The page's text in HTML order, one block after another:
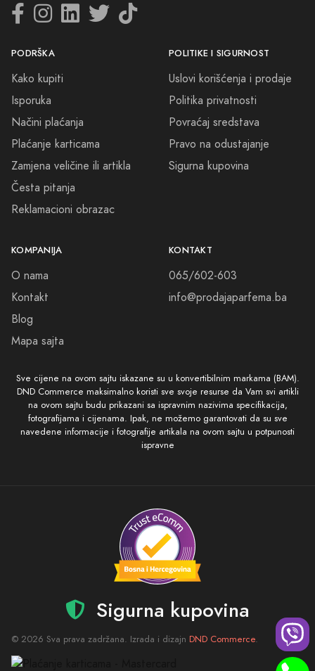
PODRŠKA
Kako kupiti
Isporuka
Načini plaćanja
Plaćanje karticama
Zamjena veličine ili artikla
Česta pitanja
Reklamacioni obrazac
POLITIKE I SIGURNOST
Uslovi korišćenja i prodaje
Politika privatnosti
Povraćaj sredstava
Pravo na odustajanje
Sigurna kupovina
KOMPANIJA
O nama
Kontakt
Blog
Mapa sajta
KONTAKT
065/602-603
info@prodajaparfema.ba
Sve cijene na ovom sajtu iskazane su u konvertibilnim markama (BAM).
DND Commerce maksimalno koristi sve svoje resurse da Vam svi artikli
na ovom sajtu budu prikazani sa ispravnim nazivima specifikacija,
fotografijama i cijenama. Ipak, ne možemo garantovati da su sve
navedene informacije i fotografije artikala na ovom sajtu u potpunosti
ispravne
Sigurna kupovina
© 2026 Sva prava zadržana. Izrada i dizajn DND Commerce.